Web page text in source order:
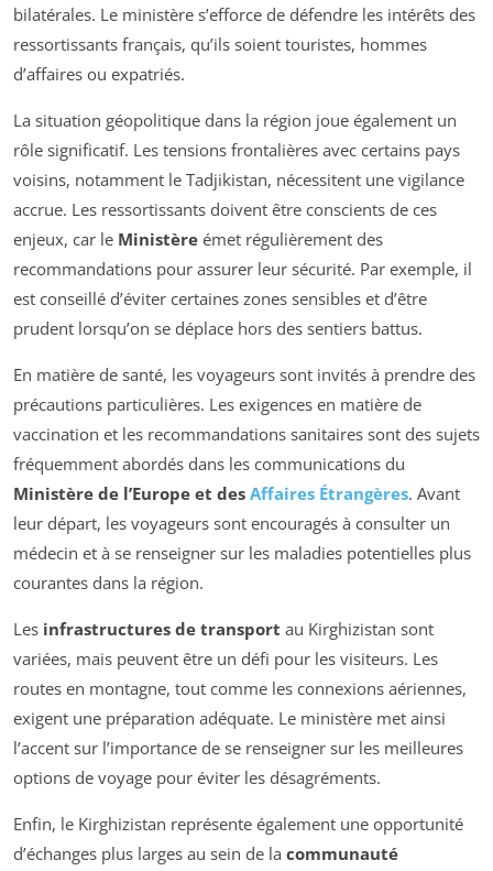
bilatérales. Le ministère s’efforce de défendre les intérêts des
ressortissants français, qu’ils soient touristes, hommes
d’affaires ou expatriés.
La situation géopolitique dans la région joue également un
rôle significatif. Les tensions frontalières avec certains pays
voisins, notamment le Tadjikistan, nécessitent une vigilance
accrue. Les ressortissants doivent être conscients de ces
enjeux, car le Ministère émet régulièrement des
recommandations pour assurer leur sécurité. Par exemple, il
est conseillé d’éviter certaines zones sensibles et d’être
prudent lorsqu’on se déplace hors des sentiers battus.
En matière de santé, les voyageurs sont invités à prendre des
précautions particulières. Les exigences en matière de
vaccination et les recommandations sanitaires sont des sujets
fréquemment abordés dans les communications du
Ministère de l’Europe et des Affaires Étrangères. Avant
leur départ, les voyageurs sont encouragés à consulter un
médecin et à se renseigner sur les maladies potentielles plus
courantes dans la région.
Les infrastructures de transport au Kirghizistan sont
variées, mais peuvent être un défi pour les visiteurs. Les
routes en montagne, tout comme les connexions aériennes,
exigent une préparation adéquate. Le ministère met ainsi
l’accent sur l’importance de se renseigner sur les meilleures
options de voyage pour éviter les désagréments.
Enfin, le Kirghizistan représente également une opportunité
d’échanges plus larges au sein de la communauté